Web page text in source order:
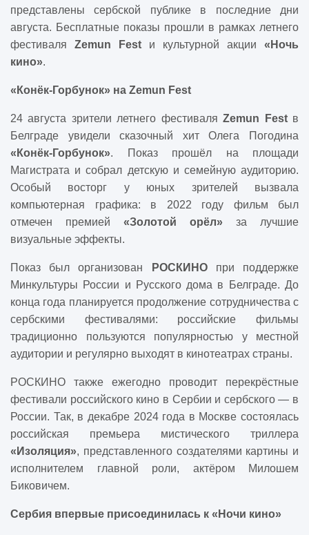
представлены сербской публике в последние дни
августа. Бесплатные показы прошли в рамках летнего
фестиваля Zemun Fest и культурной акции «Ночь
кино».
«Конёк-Горбунок» на Zemun Fest
24 августа зрители летнего фестиваляZemun Festв
Белграде увидели сказочный хит Олега Погодина
«Конёк-Горбунок». Показ прошёл на площади
Магистрата и собрал детскую и семейную аудиторию.
Особый восторг у юных зрителей вызвала
компьютерная графика: в 2022 году фильм был
отмечен премией «Золотой орёл» за лучшие
визуальные эффекты.
Показ был организован РОСКИНОпри поддержке
Минкультуры России и Русского дома в Белграде. До
конца года планируется продолжение сотрудничества с
сербскими фестивалями: российские фильмы
традиционно пользуются популярностью у местной
аудитории и регулярно выходят в кинотеатрах страны.
РОСКИНО также ежегодно проводит перекрёстные
фестивали российского кино в Сербии и сербского — в
России. Так, в декабре 2024 года в Москве состоялась
российская премьера мистического триллера
«Изоляция», представленного создателями картины и
исполнителем главной роли, актёром Милошем
Биковичем.
Сербия впервые присоединилась к «Ночи кино»